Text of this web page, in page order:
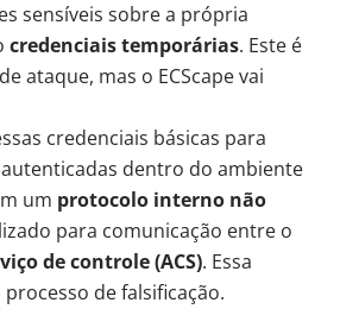
sensíveis sobre a própria
credenciais temporárias. Este é
ataque, mas o ECScape vai
credenciais básicas para
dentro do ambiente
um protocolo interno não
para comunicação entre o
de controle (ACS). Essa
de falsificação.